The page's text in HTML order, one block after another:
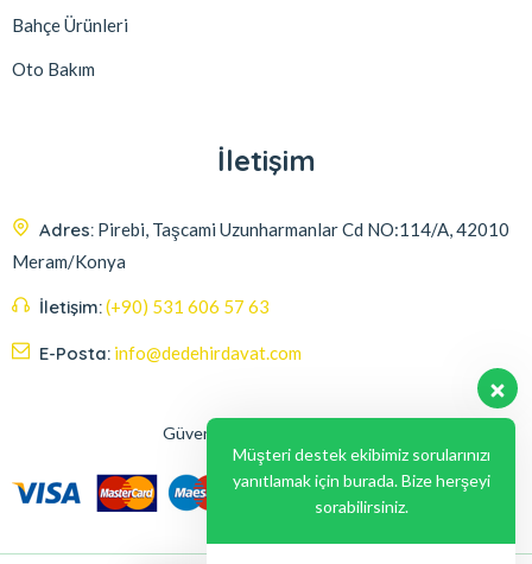
Bahçe Ürünleri
Oto Bakım
İletişim
Adres: Pirebi, Taşcami Uzunharmanlar Cd NO:114/A, 42010
Meram/Konya
İletişim:(+90) 531 606 57 63
E-Posta: info@dedehirdavat.com
Güvenli Ödeme Seçenekleri
Müşteri destek ekibimiz sorularınızı
yanıtlamak için burada. Bize herşeyi
sorabilirsiniz.